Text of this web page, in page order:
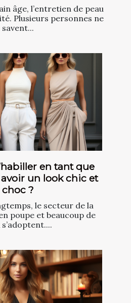
âge, l’entretien de peau
Plusieurs personnes ne
savent...
en tant que
un look chic et
choc ?
le secteur de la
poupe et beaucoup de